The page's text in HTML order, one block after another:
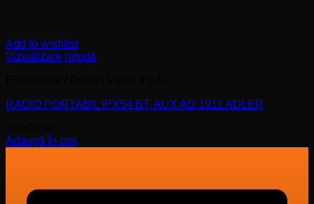
Add to wishlist
Vizualizare rapidă
RADIO PORTABIL IPX54 BT, AUX AD 1911 ADLER
Adaugă în coș